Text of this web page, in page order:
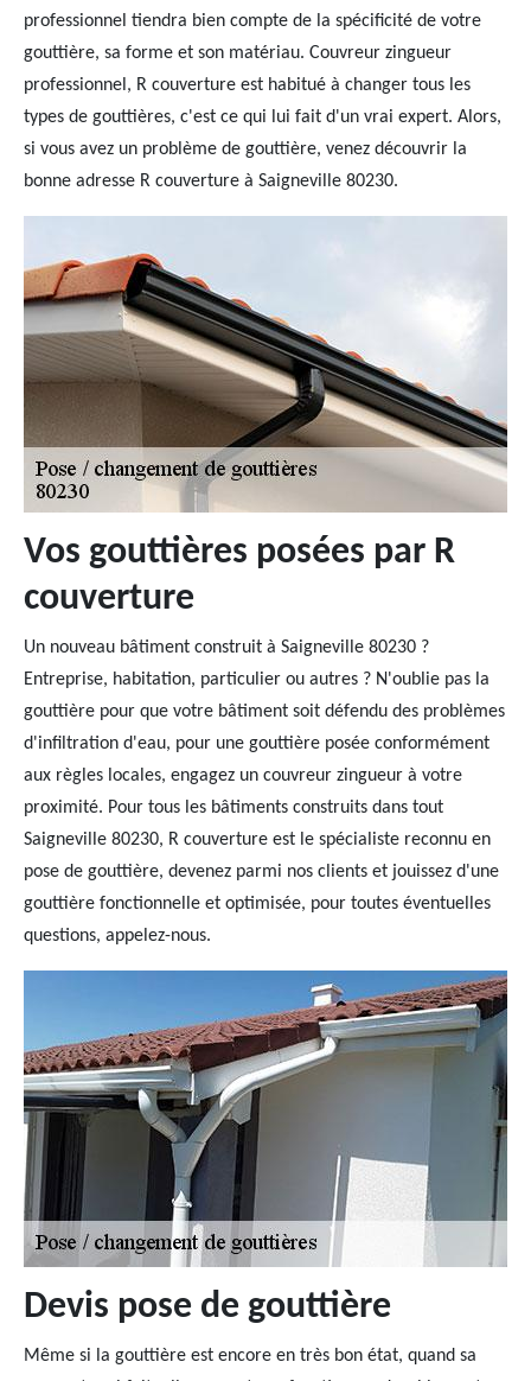
professionnel tiendra bien compte de la spécificité de votre
gouttière, sa forme et son matériau. Couvreur zingueur
professionnel, R couverture est habitué à changer tous les
types de gouttières, c'est ce qui lui fait d'un vrai expert. Alors,
si vous avez un problème de gouttière, venez découvrir la
bonne adresse R couverture à Saigneville 80230.
Vos gouttières posées par R
couverture
Un nouveau bâtiment construit à Saigneville 80230 ?
Entreprise, habitation, particulier ou autres ? N'oublie pas la
gouttière pour que votre bâtiment soit défendu des problèmes
d'infiltration d'eau, pour une gouttière posée conformément
aux règles locales, engagez un couvreur zingueur à votre
proximité. Pour tous les bâtiments construits dans tout
Saigneville 80230, R couverture est le spécialiste reconnu en
pose de gouttière, devenez parmi nos clients et jouissez d'une
gouttière fonctionnelle et optimisée, pour toutes éventuelles
questions, appelez-nous.
Devis pose de gouttière
Même si la gouttière est encore en très bon état, quand sa